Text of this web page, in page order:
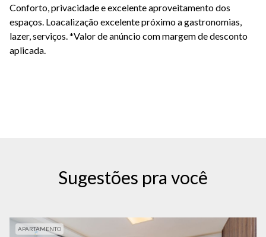
Conforto, privacidade e excelente aproveitamento dos
espaços. Loacalização excelente próximo a gastronomias,
lazer, serviços.*Valor de anúncio com margem de desconto
aplicada.
Sugestões pra você
APARTAMENTO